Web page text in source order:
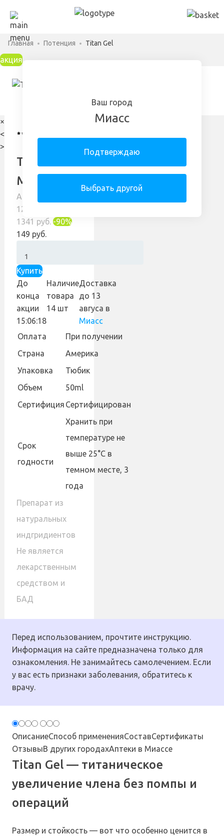
Ваш город
Миасс
Подтверждаю
Выбрать другой
Главная Потенция Titan Gel
акция
×
<
>
Titan Gel в
Миассе
Арт: 5677320-12-
12742-l
1341 руб. -90%
149 руб.
Купить
До
конца
акции
15:06:18
Наличие
товара
14 шт
Доставка
до 13
авгуса в
Миасс
Оплата
При получении
Страна
Америка
Упаковка
Тюбик
Объем
50ml
Сертифиция Сертифицирован
Cрок
годности
Хранить при
температуре не
выше 25°С в
темном месте, 3
года
Препарат из
натуральных
индгридиентов
Не является
лекарственным
средством и
БАД
Перед использованием, прочтите инструкцию.
Информация на сайте предназначена только для
ознакомления. Не занимайтесь самолечением. Если
у вас есть признаки заболевания, обратитесь к
врачу.
ОписаниеСпособ примененияСоставСертификаты
ОтзывыВ других городахАптеки в Миассе
Titan Gel — титаническое
увеличение члена без помпы и
операций
Размер и стойкость — вот что особенно ценится в